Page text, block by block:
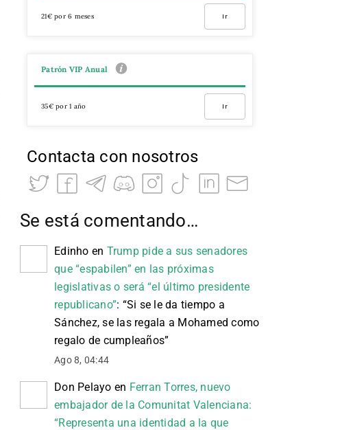
21€ por 6 meses Ir
Patrón VIP Anual
35€ por 1 año Ir
Contacta con nosotros
Se está comentando…
Edinho en Trump pide a sus senadores
que “espabilen” en las próximas
legislativas o será “el último presidente
republicano”: “Si se le da tiempo a
Sánchez, se las regala a Mohamed como
regalo de cumpleaños”
Ago 8, 04:44
Don Pelayo en Ferran Torres, nuevo
embajador de la Comunitat Valenciana:
“Representa una identidad a la que